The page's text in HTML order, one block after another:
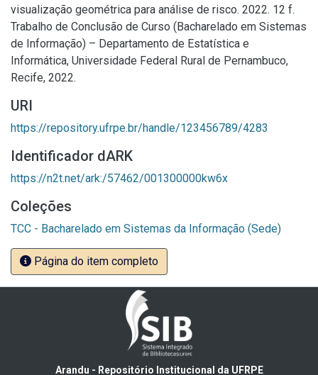
visualização geométrica para análise de risco. 2022. 12 f.
Trabalho de Conclusão de Curso (Bacharelado em Sistemas
de Informação) – Departamento de Estatística e
Informática, Universidade Federal Rural de Pernambuco,
Recife, 2022.
URI
https://repository.ufrpe.br/handle/123456789/4283
Identificador dARK
https://n2t.net/ark:/57462/001300000kw6x
Coleções
TCC - Bacharelado em Sistemas da Informação (Sede)
Página do item completo
Arandu - Repositório Institucional da UFRPE